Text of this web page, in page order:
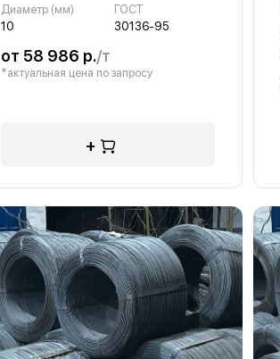
Диаметр (мм)
10
ГОСТ
30136-95
от 58 986 р./т
*актуальная цена по запросу
+